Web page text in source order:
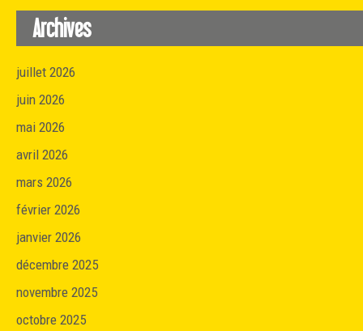
Archives
juillet 2026
juin 2026
mai 2026
avril 2026
mars 2026
février 2026
janvier 2026
décembre 2025
novembre 2025
octobre 2025